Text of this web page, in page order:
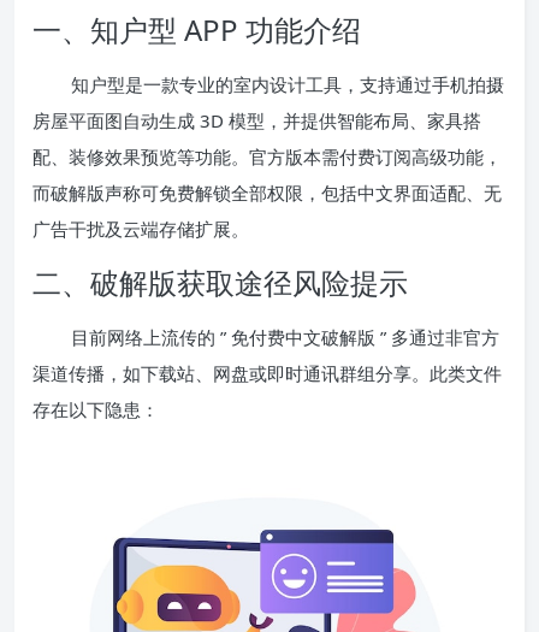
一、知户型 APP 功能介绍
知户型是一款专业的室内设计工具，支持通过手机拍摄
房屋平面图自动生成 3D 模型，并提供智能布局、家具搭
配、装修效果预览等功能。官方版本需付费订阅高级功能，
而破解版声称可免费解锁全部权限，包括中文界面适配、无
广告干扰及云端存储扩展。
二、破解版获取途径风险提示
目前网络上流传的 ” 免付费中文破解版 ” 多通过非官方
渠道传播，如下载站、网盘或即时通讯群组分享。此类文件
存在以下隐患：